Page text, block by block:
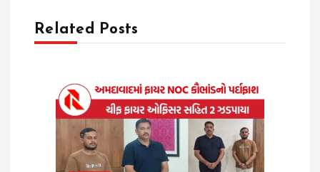
Related Posts